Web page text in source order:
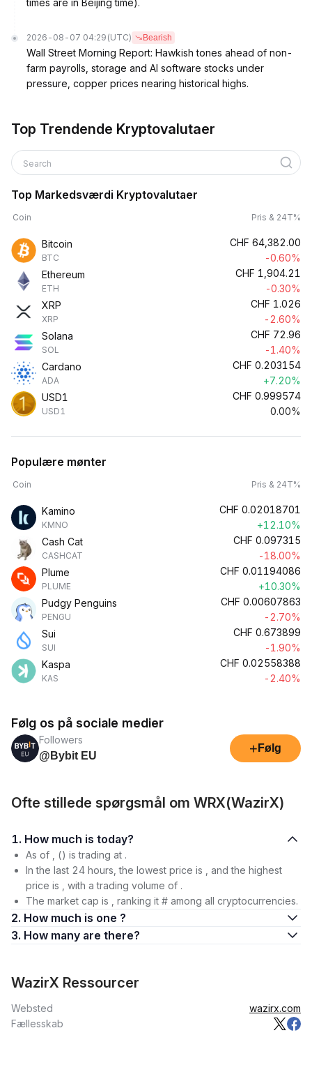
times are in Beijing time).
2026-08-07 04:29 (UTC) Bearish
Wall Street Morning Report: Hawkish tones ahead of non-
farm payrolls, storage and AI software stocks under
pressure, copper prices nearing historical highs.
Top Trendende Kryptovalutaer
Search
Top Markedsværdi Kryptovalutaer
Coin Pris & 24T%
Bitcoin
BTC
CHF 64,382.00
-0.60%
Ethereum
ETH
CHF 1,904.21
-0.30%
XRP
XRP
CHF 1.026
-2.60%
Solana
SOL
CHF 72.96
-1.40%
Cardano
ADA
CHF 0.203154
+7.20%
USD1
USD1
CHF 0.999574
0.00%
Populære mønter
Coin Pris & 24T%
Kamino
KMNO
CHF 0.02018701
+12.10%
Cash Cat
CASHCAT
CHF 0.097315
-18.00%
Plume
PLUME
CHF 0.01194086
+10.30%
Pudgy Penguins
PENGU
CHF 0.00607863
-2.70%
Sui
SUI
CHF 0.673899
-1.90%
Kaspa
KAS
CHF 0.02558388
-2.40%
Følg os på sociale medier
Followers
@Bybit EU
+ Følg
Ofte stillede spørgsmål om WRX(WazirX)
1. How much is today?
As of , () is trading at .
In the last 24 hours, the lowest price is , and the highest
price is , with a trading volume of .
The market cap is , ranking it # among all cryptocurrencies.
2. How much is one ?
3. How many are there?
WazirX Ressourcer
Websted
wazirx.com
Fællesskab